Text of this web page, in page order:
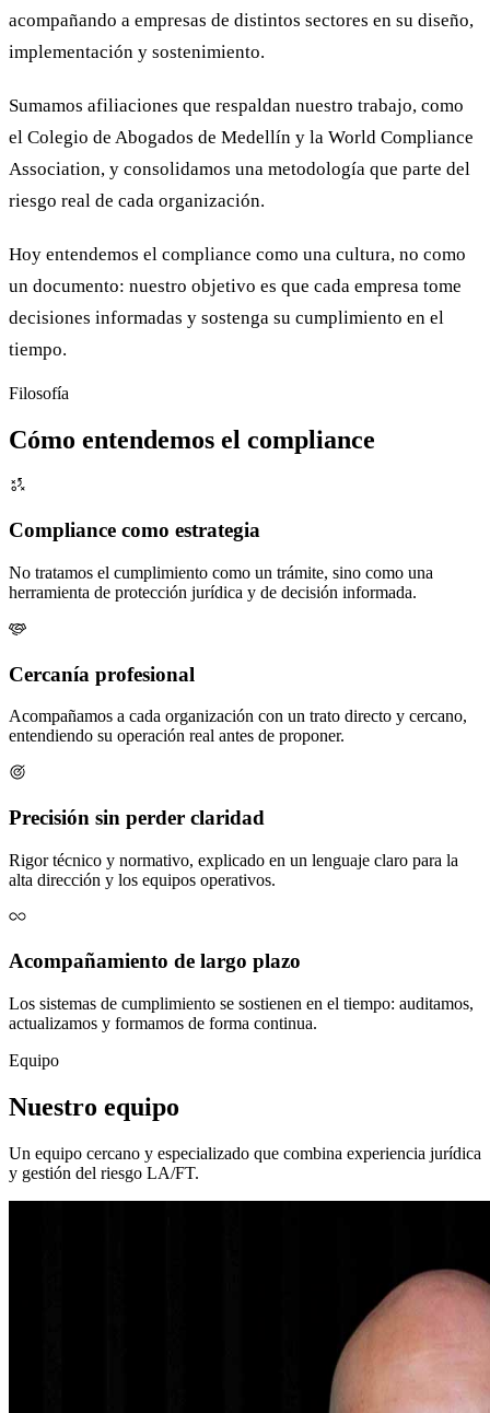
acompañando a empresas de distintos sectores en su diseño,
implementación y sostenimiento.
Sumamos afiliaciones que respaldan nuestro trabajo, como
el Colegio de Abogados de Medellín y la World Compliance
Association, y consolidamos una metodología que parte del
riesgo real de cada organización.
Hoy entendemos el compliance como una cultura, no como
un documento: nuestro objetivo es que cada empresa tome
decisiones informadas y sostenga su cumplimiento en el
tiempo.
Filosofía
Cómo entendemos el compliance
Compliance como estrategia
No tratamos el cumplimiento como un trámite, sino como una
herramienta de protección jurídica y de decisión informada.
Cercanía profesional
Acompañamos a cada organización con un trato directo y cercano,
entendiendo su operación real antes de proponer.
Precisión sin perder claridad
Rigor técnico y normativo, explicado en un lenguaje claro para la
alta dirección y los equipos operativos.
Acompañamiento de largo plazo
Los sistemas de cumplimiento se sostienen en el tiempo: auditamos,
actualizamos y formamos de forma continua.
Equipo
Nuestro equipo
Un equipo cercano y especializado que combina experiencia jurídica
y gestión del riesgo LA/FT.